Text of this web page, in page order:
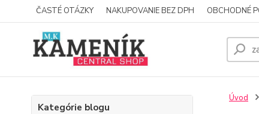
ČASTÉ OTÁZKY NAKUPOVANIE BEZ DPH OBCHODNÉ
Kategórie blogu
Úvod